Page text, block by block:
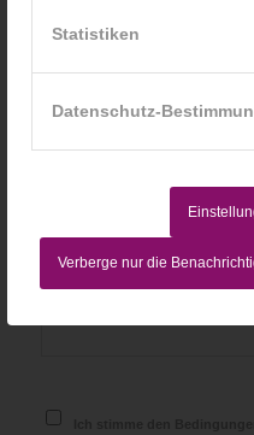
Statistiken
Datenschutz-
Verberge nur die